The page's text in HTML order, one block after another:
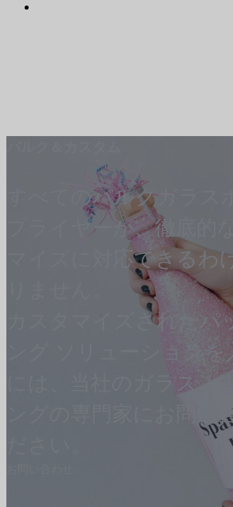
すべてのバルクガラス
プライヤーが、徹底的
マイズに対応できるわ
カスタマイズされたパ
ング ソリューション
には、当社のガラス
ングの専門家にお問い